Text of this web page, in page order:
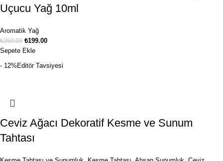
Uçucu Yağ 10ml
Aromatik Yağ
₺250.00 ₺199.00
Sepete Ekle
- 12%Editör Tavsiyesi
Ceviz Ağacı Dekoratif Kesme ve Sunum
Tahtası